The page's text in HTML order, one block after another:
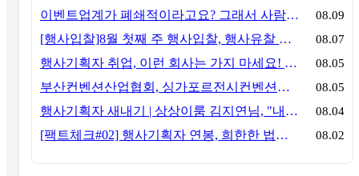
이벤트업계가 폐쇄적이라고요? 그래서 사람이 안 옵니다 08.09
[행사입찰]8월 첫째 주 행사입찰, 행사유찰 결과 08.07
행사기획자 취업, 이런 회사는 가지 마세요! 신입이 꼭 알아야 할 5가지 기준[이벤트산업 팩트체크#3] 08.05
부산컨벤션산업협회, 싱가포르전시컨벤션협회(SACEOS)와 업무협약 체결… 아시아 마이스 협력 확대 08.05
행사기획자 새내기 | 상상이룸 김지연님, "내 맘대로, 내 뜻대로 행사를 만든다 08.04
[팩트체크#02] 행사기획자 연봉, 희한한 법칙~ '첨에는 비실, 3년만 지나면 튼실' 08.02